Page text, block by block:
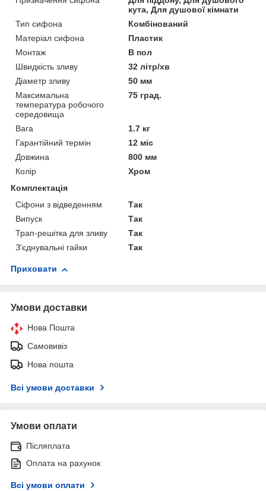
кута, Для душової кімнати
Тип сифона
Комбінований
Матеріал сифона
Пластик
Монтаж
В пол
Швидкість зливу
32 літр/хв
Діаметр зливу
50 мм
Максимальна
температура робочого
середовища
75 град.
Вага
1.7 кг
Гарантійний термін
12 міс
Довжина
800 мм
Колір
Хром
Комплектація
Сіфони з відведенням
Так
Випуск
Так
Трап-решітка для зливу
Так
З'єднувальні гайки
Так
Приховати
Умови доставки
Нова Пошта
Самовивіз
Нова пошта
Всі умови доставки
Умови оплати
Післяплата
Оплата на рахунок
Всі умови оплати